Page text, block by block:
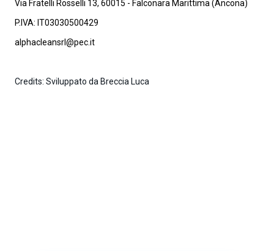
Via Fratelli Rosselli 13, 60015 - Falconara Marittima (Ancona)
P.IVA: IT03030500429
alphacleansrl@pec.it
Credits: Sviluppato da Breccia Luca